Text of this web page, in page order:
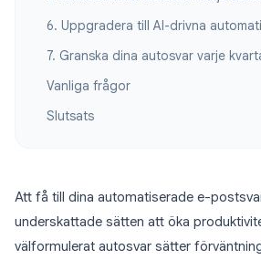
7. Granska dina autosvar varje
Vanliga frågor
Slutsats
Att få till dina automatiserade e-
underskattade sätten att öka
välformulerat autosvar sätter